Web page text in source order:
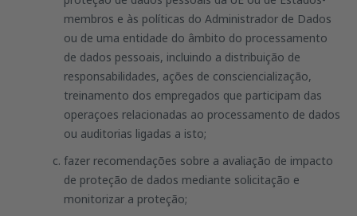
membros e às políticas do Administrador de Dados
ou de uma entidade do âmbito do processamento
de dados pessoais, incluindo a distribuição de
responsabilidades, ações de consciencialização,
treinamento dos empregados que participam das
operaçoes relacionadas ao processamento de dados
ou auditorias ligadas a isto;
fazer recomendações sobre a avaliação de impacto
de proteção de dados mediante solicitação e
monitorizar a proteção;